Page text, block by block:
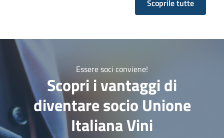
Scoprile tutte
Essere soci conviene!
Scopri i vantaggi di
diventare socio Unione
Italiana Vini